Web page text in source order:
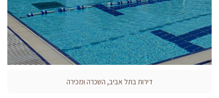
דירות בתל אביב, השכרה ומכירה